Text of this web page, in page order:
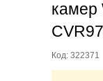
камер
Код: 322371